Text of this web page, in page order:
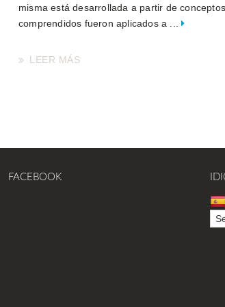
misma está desarrollada a partir de
comprendidos fueron aplicados a ...
LEER MÁS
FACEBOOK